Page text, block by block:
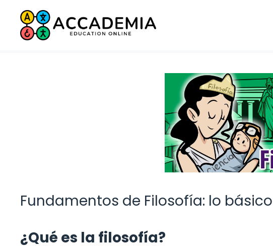
Saltar
contenido
Fundamentos de Filosofía: lo
¿Qué es la filosofía?